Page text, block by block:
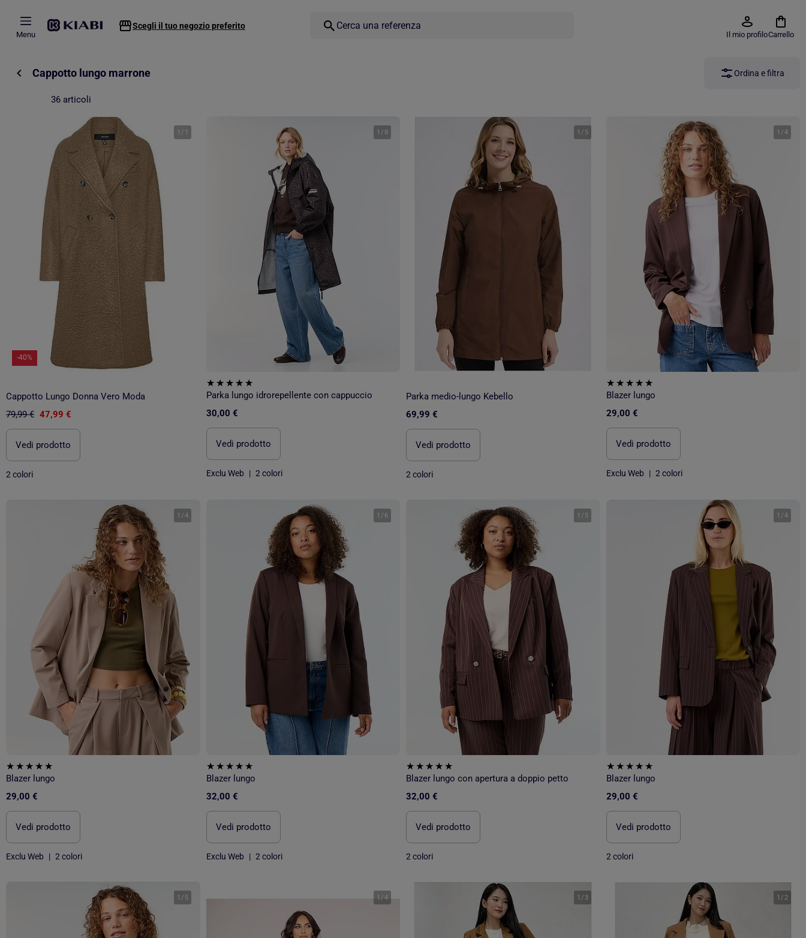
Menu
Scegli il tuo negozio preferito
Il mio profiloCarrello
Cappotto lungo marrone Ordina e filtra
36 articoli
1 / 1
-40%
Cappotto Lungo Donna Vero Moda
79,99 € 47,99 €
Vedi prodotto
2 colori
1 / 8
Parka lungo idrorepellente con cappuccio
30,00 €
Vedi prodotto
Exclu Web | 2 colori
1 / 5
Parka medio-lungo Kebello
69,99 €
Vedi prodotto
2 colori
1 /4
Blazer lungo
29,00 €
Vedi prodotto
Exclu Web | 2 colori
1 /4
Blazer lungo
29,00 €
Vedi prodotto
Exclu Web | 2 colori
1 / 6
Blazer lungo
32,00 €
Vedi prodotto
Exclu Web | 2 colori
1 / 5
Blazer lungo con apertura a doppio petto
32,00 €
Vedi prodotto
2 colori
1 /4
Blazer lungo
29,00 €
Vedi prodotto
2 colori
1 / 5 1 /4 1 / 3 1 / 2